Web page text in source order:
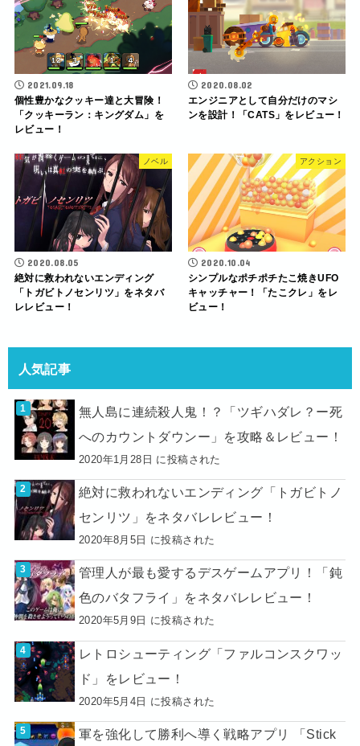
2021.09.18
個性豊かなクッキー達と大冒険！
「クッキーラン：キングダム」を
レビュー！
2020.08.02
エンジニアとして自分だけのマシ
ンを設計！「CATS」をレビュー！
ノベル
2020.08.05
絶対に救われないエンディング
「トガビトノセンリツ」をネタバ
レレビュー！
アクション
2020.10.04
シンプルなポチポチたこ焼きUFO
キャッチャー！「たこクレ」をレ
ビュー！
人気記事
無人島に連続殺人鬼！？「ツギハダレ？ー死
へのカウントダウンー」を攻略＆レビュー！
2020年1月28日 に投稿された
絶対に救われないエンディング「トガビトノ
センリツ」をネタバレレビュー！
2020年8月5日 に投稿された
管理人が最も愛するデスゲームアプリ！「鈍
色のバタフライ」をネタバレレビュー！
2020年5月9日 に投稿された
レトロシューティング「ファルコンスクワッ
ド」をレビュー！
2020年5月4日 に投稿された
軍を強化して勝利へ導く戦略アプリ 「Stick